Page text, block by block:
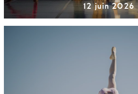
12 juin 2026